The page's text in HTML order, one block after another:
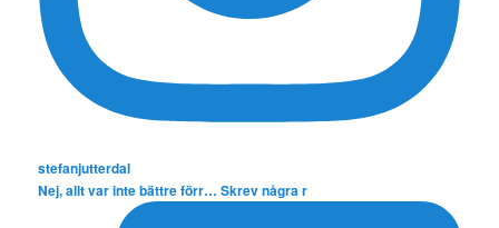
stefanjutterdal
Nej, allt var inte bättre förr… Skrev några r